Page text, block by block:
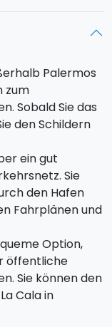
Palermos
zum
Sobald Sie das
den Schildern
ein gut
Sie
den Hafen
Fahrplänen und
Option,
öffentliche
Sie können den
Cala in